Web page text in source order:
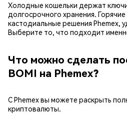
Холодные кошельки держат
долгосрочного хранения.
кастодиальные решения Phemex,
Выберите то, что подходит
Что можно сделать
BOMI на Phemex?
С Phemex вы можете раскрыть
криптовалюты.